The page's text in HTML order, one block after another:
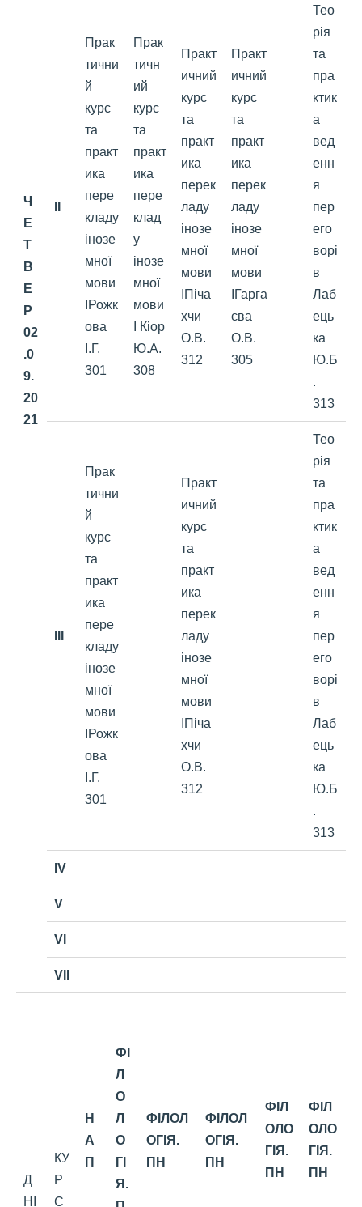
Ч
Е
Т
В
Е
Р
02
.0
9.
20
21
Прак
тични
й
курс
та
практ
ика
пере
кладу
інозе
мної
мови
ІРожк
ова
І.Г.
301
Прак
тичн
ий
курс
та
практ
ика
пере
клад
у
інозе
мної
мови
І Кіор
Ю.А.
308
Практ
ичний
курс
та
практ
ика
перек
ладу
інозе
мної
мови
ІПіча
хчи
О.В.
312
Практ
ичний
курс
та
практ
ика
перек
ладу
інозе
мної
мови
ІГарга
єва
О.В.
305
Тео
рія
та
пра
ктик
а
вед
енн
я
пер
его
ворі
в
Лаб
ець
ка
Ю.Б
.
313
Прак
тични
й
курс
та
практ
ика
пере
кладу
інозе
мної
мови
ІРожк
ова
І.Г.
301
Практ
ичний
курс
та
практ
ика
перек
ладу
інозе
мної
мови
ІПіча
хчи
О.В.
312
Тео
рія
та
пра
ктик
а
вед
енн
я
пер
его
ворі
в
Лаб
ець
ка
Ю.Б
.
313
IV
V
VI
VII
Д
НІ
КУ
Р
С
Н
А
П
ФІ
Л
О
Л
О
ГІ
Я.
ФІЛОЛ
ОГІЯ.
ПН
ФІЛОЛ
ОГІЯ.
ПН
ФІЛ
ОЛО
ГІЯ.
ПН
ФІЛ
ОЛО
ГІЯ.
ПН